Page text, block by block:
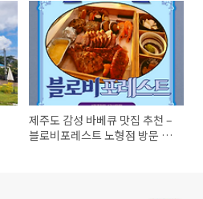
제주도 감성 바베큐 맛집 추천 –
블로비포레스트 노형점 방문 후